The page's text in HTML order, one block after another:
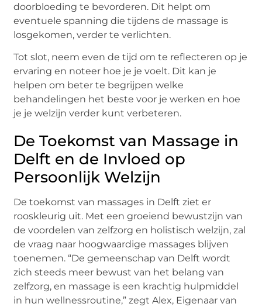
doorbloeding te bevorderen. Dit helpt om
eventuele spanning die tijdens de massage is
losgekomen, verder te verlichten.
Tot slot, neem even de tijd om te reflecteren op je
ervaring en noteer hoe je je voelt. Dit kan je
helpen om beter te begrijpen welke
behandelingen het beste voor je werken en hoe
je je welzijn verder kunt verbeteren.
De Toekomst van Massage in
Delft en de Invloed op
Persoonlijk Welzijn
De toekomst van massages in Delft ziet er
rooskleurig uit. Met een groeiend bewustzijn van
de voordelen van zelfzorg en holistisch welzijn, zal
de vraag naar hoogwaardige massages blijven
toenemen. “De gemeenschap van Delft wordt
zich steeds meer bewust van het belang van
zelfzorg, en massage is een krachtig hulpmiddel
in hun wellnessroutine,” zegt Alex, Eigenaar van